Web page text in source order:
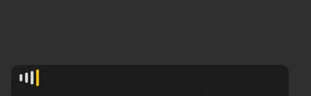
Agronegócios